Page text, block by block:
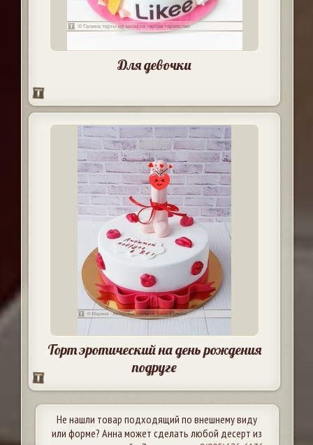
Для девочки
Торт эротический на день рождения
подруге
Не нашли товар подходящий по внешнему виду
или форме? Анна может сделать любой десерт из